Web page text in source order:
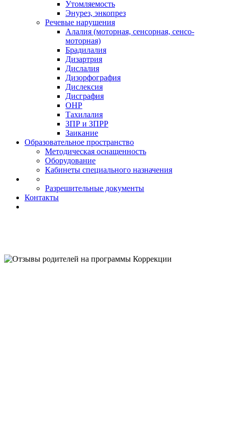
Утомляемость
Энурез, энкопрез
Речевые нарушения
Алалия (моторная, сенсорная, сенсо-
моторная)
Брадилалия
Дизартрия
Дислалия
Дизорфография
Дислексия
Дисграфия
ОНР
Тахилалия
ЗПР и ЗПРР
Заикание
Образовательное пространство
Методическая оснащенность
Оборудование
Кабинеты специального назначения
Разрешительные документы
Контакты